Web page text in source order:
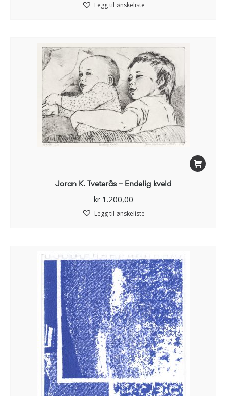
Legg til ønskeliste
Joran K. Tveterås – Endelig kveld
kr1.200,00
Legg til ønskeliste